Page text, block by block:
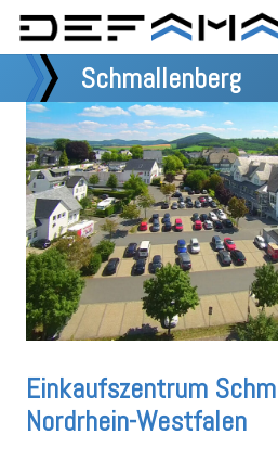
Schmallenberg
Einkaufszentrum
Nordrhein-Westfalen